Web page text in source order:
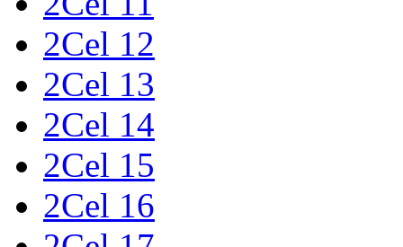
2Cel 12
2Cel 13
2Cel 14
2Cel 15
2Cel 16